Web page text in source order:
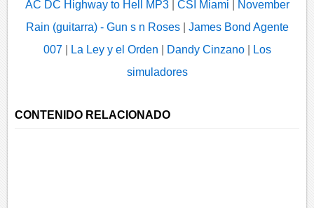
AC DC Highway to Hell MP3| CSI Miami
November
Rain (guitarra) - Gun s n Roses| James Bond Agente
007| La Ley y el Orden Dandy Cinzano|
Los
simuladores
CONTENIDO RELACIONADO